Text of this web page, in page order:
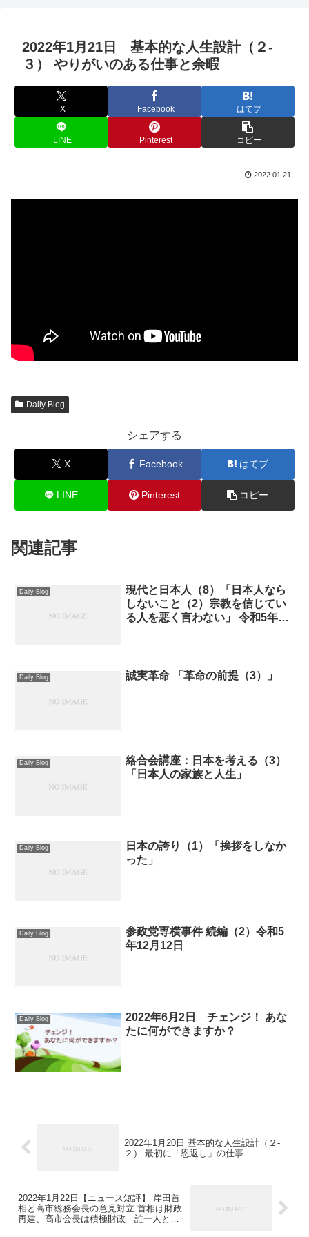
2022年1月21日 基本的な人生設計（２-
３） やりがいのある仕事と余暇
X Facebook はてブ
LINE Pinterest コピー
2022.01.21
Daily Blog
シェアする
X Facebook はてブ
LINE Pinterest コピー
関連記事
Daily Blog
現代と日本人（8）「日本人なら
しないこと（2）宗教を信じてい
る人を悪く言わない」 令和5年6
Daily Blog 誠実革命 「革命の前提（3）」
Daily Blog
絡合会講座：日本を考える（3）
「日本人の家族と人生」
Daily Blog
日本の誇り（1）「挨拶をしなか
った」
Daily Blog
参政党専横事件 続編（2）令和5
年12月12日
Daily Blog
2022年6月2日 チェンジ！ あな
たに何ができますか？
2022年1月20日 基本的な人生設計（２-
２） 最初に「恩返し」の仕事
2022年1月22日【ニュース短評】 岸田首
相と高市総務会長の意見対立 首相は財政
再建、高市会長は積極財政 誰一人とし